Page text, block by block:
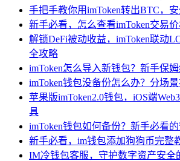
手把手教你用imToken转出BTC，
新手必看，怎么查看imToken交易
解锁DeFi被动收益，imToken联动
全攻略
imToken怎么导入新钱包？新手保
imToken钱包没备份怎么办？分场
苹果版imToken2.0钱包，iOS端
具
imToken钱包如何备份？新手必看
新手必看，im钱包添加狗狗币完整
IM冷钱包客服，守护数字资产安全